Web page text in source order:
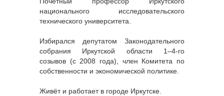
национального исследовательского
технического университета.
Избирался депутатом Законодательного
собрания Иркутской области 1–4-го
созывов (с 2008 года), член Комитета по
собственности и экономической политике.
Живёт и работает в городе Иркутске.